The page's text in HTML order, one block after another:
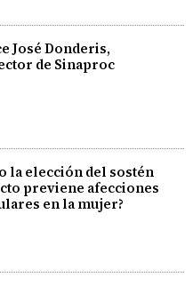
José Donderis,
de Sinaproc
la elección del sostén
previene afecciones
en la mujer?